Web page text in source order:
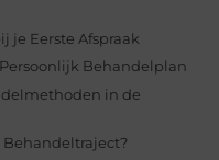
je Eerste Afspraak
Behandelplan
in de